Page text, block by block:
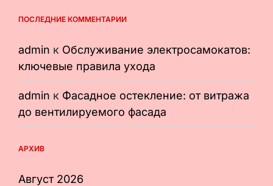
ПОСЛЕДНИЕ КОММЕНТАРИИ
admin к Обслуживание электросамокатов:
ключевые правила ухода
admin к Фасадное остекление: от витража
до вентилируемого фасада
АРХИВ
Август 2026